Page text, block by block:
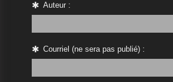
Auteur :
Courriel (ne sera pas publié) :